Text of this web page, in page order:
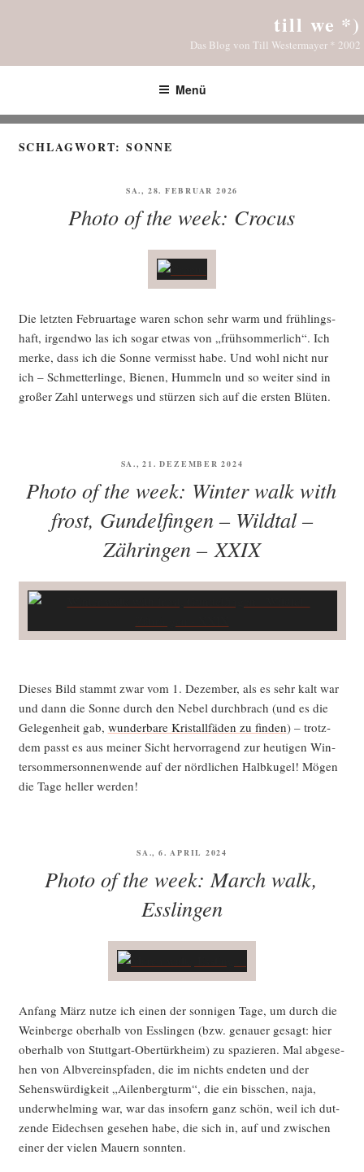
till we *)
Das Blog von Till Westermayer * 2002
Menü
SCHLAGWORT:SONNE
VERÖFFENTLICHT
SA., 28. FEBRUAR 2026
Photo of the week: Crocus
Die letz­ten Febru­ar­ta­ge waren schon sehr warm und früh­lings­
haft, irgend­wo las ich sogar etwas von „früh­som­mer­lich“. Ich
mer­ke, dass ich die Son­ne ver­misst habe. Und wohl nicht nur
ich – Schmet­ter­lin­ge, Bie­nen, Hum­meln und so wei­ter sind in
gro­ßer Zahl unter­wegs und stür­zen sich auf die ers­ten Blüten.
VERÖFFENTLICHT
SA., 21. DEZEMBER 2024
Photo of the week: Winter walk with
frost, Gundelfingen – Wildtal –
Zähringen – XXIX
Die­ses Bild stammt zwar vom 1. Dezem­ber, als es sehr kalt war
und dann die Son­ne durch den Nebel durch­brach (und es die
Gele­gen­heit gab, wun­der­ba­re Kris­tall­fä­den zu fin­den) – trotz­
dem passt es aus mei­ner Sicht her­vor­ra­gend zur heu­ti­gen Win­
ter­som­mer­son­nen­wen­de auf der nörd­li­chen Halb­ku­gel! Mögen
die Tage hel­ler werden!
VERÖFFENTLICHT
SA., 6. APRIL 2024
Photo of the week: March walk,
Esslingen
Anfang März nut­ze ich einen der son­ni­gen Tage, um durch die
Wein­ber­ge ober­halb von Ess­lin­gen (bzw. genau­er gesagt: hier
ober­halb von Stutt­gart-Ober­türk­heim) zu spa­zie­ren. Mal abge­se­
hen von Alb­ver­eins­pfa­den, die im nichts ende­ten und der
Sehens­wür­dig­keit „Ailen­berg­turm“, die ein biss­chen, naja,
under­whel­ming war, war das inso­fern ganz schön, weil ich dut­
zen­de Eidech­sen gese­hen habe, die sich in, auf und zwi­schen
einer der vie­len Mau­ern sonnten.